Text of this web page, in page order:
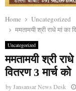
Home
Uncategorized
ममतामयी श्री राधे मां का
Uncategorized
ममतामयी श्री
वितरण 3 मार्च को
byJansansar News Desk